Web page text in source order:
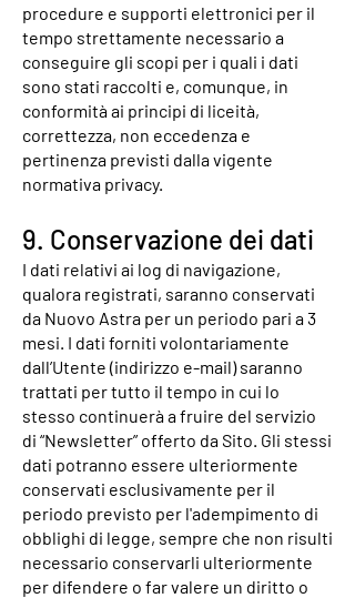
procedure e supporti elettronici per il
tempo strettamente necessario a
conseguire gli scopi per i quali i dati
sono stati raccolti e, comunque, in
conformità ai principi di liceità,
correttezza, non eccedenza e
pertinenza previsti dalla vigente
normativa privacy.
9. Conservazione dei dati
I dati relativi ai log di navigazione,
qualora registrati, saranno conservati
da Nuovo Astra per un periodo pari a 3
mesi. I dati forniti volontariamente
dall’Utente (indirizzo e-mail) saranno
trattati per tutto il tempo in cui lo
stesso continuerà a fruire del servizio
di “Newsletter” offerto da Sito. Gli stessi
dati potranno essere ulteriormente
conservati esclusivamente per il
periodo previsto per l'adempimento di
obblighi di legge, sempre che non risulti
necessario conservarli ulteriormente
per difendere o far valere un diritto o